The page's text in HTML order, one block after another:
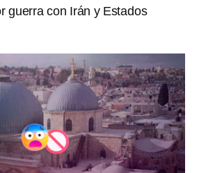
guerra con Irán y Estados